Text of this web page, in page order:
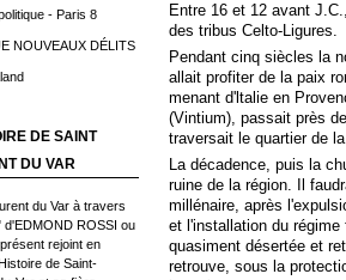
- Paris 8
NOUVEAUX DÉLITS
DE SAINT
DU VAR
du Var à travers
d'EDMOND ROSSI ou
rejoint en
de Saint-
Entre 16 et 12 avant
des tribus Celto-Ligures.
Pendant cinq siècles la
allait profiter de la paix
menant d'ltalie en
(Vintium), passait près
traversait le quartier de
La décadence, puis la
ruine de la région. Il
millénaire, après
et l'installation du
quasiment désertée et
retrouve, sous la